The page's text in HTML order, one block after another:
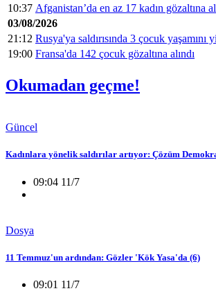
10:37 Afganistan’da en az 17 kadın gözaltına
03/08/2026
21:12 Rusya'ya saldırısında 3 çocuk yaşamını
19:00 Fransa'da 142 çocuk gözaltına alındı
Okumadan geçme!
Güncel
Kadınlara yönelik saldırılar artıyor: Çözüm
09:04 11/7
Dosya
11 Temmuz'un ardından: Gözler 'Kök Yasa'da (6)
09:01 11/7